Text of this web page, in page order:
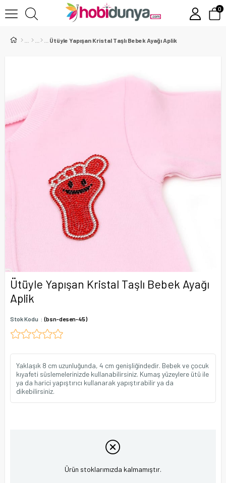
0
Ütüyle Yapışan Kristal Taşlı Bebek Ayağı Aplik
Ütüyle Yapışan Kristal Taşlı Bebek Ayağı
Aplik
Stok Kodu (bsn-desen-45)
Yaklaşık 8 cm uzunluğunda, 4 cm genişliğindedir. Bebek ve çocuk
kıyafeti süslemelerinizde kullanabilirsiniz. Kumaş yüzeylere ütü ile
ya da harici yapıştırıcı kullanarak yapıştırabilir ya da
dikebilirsiniz.
Ürün stoklarımızda kalmamıştır.